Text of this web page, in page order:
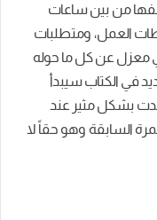
من بين ساعات
العمل، ومتطلبات
معزل عن كل ما حوله
في الكتاب سيبدأ
بشكل مثير عند
السابقة وهو حقاً لا